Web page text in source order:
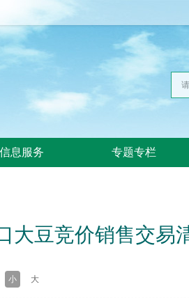
信息服务 专题专栏
大豆竞价销售交易
小 大